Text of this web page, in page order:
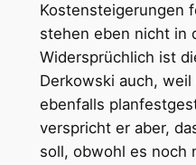
Kostensteigerungen
stehen eben nicht in
Widersprüchlich ist
Derkowski auch,
ebenfalls
verspricht er aber,
soll, obwohl es noch